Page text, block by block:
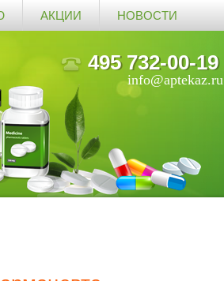
495 732-00-19
info@aptekaz.ru
АКЦИИ НОВОСТИ